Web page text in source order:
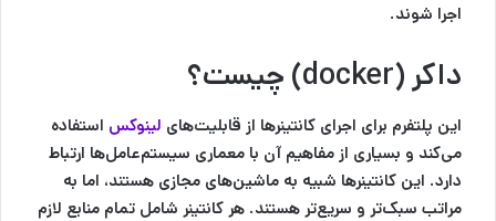
اجرا شوند.
داکر (docker) چیست؟
این پلتفرم برای اجرای کانتینرها از قابلیت‌های لینوکس استفاده
می‌کند و بسیاری از مفاهیم آن با معماری سیستم‌عامل‌ها ارتباط
دارد. این کانتینرها شبیه به ماشین‌های مجازی هستند، اما به
مراتب سبک‌تر و سریع‌تر هستند. هر کانتینر شامل تمام منابع لازم